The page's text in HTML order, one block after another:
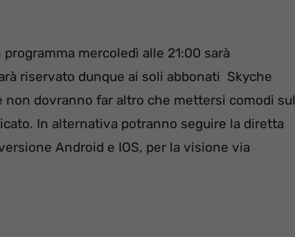
mercoledì alle 21:00 sarà
riservato dunque ai soli abbonati Skyche
dovranno far altro che mettersi comodi sul
In alternativa potranno seguire la diretta
Android e IOS, per la visione via